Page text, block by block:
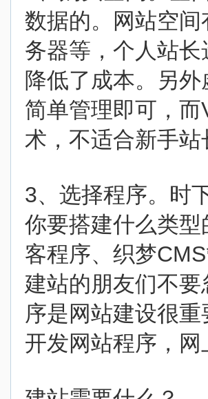
数据的。网站空
务器等，个人站
降低了成本。另
简单管理即可，
术，不适合新手站
3、选择程序。时
你要搭建什么类
客程序、织梦
建站的朋友们不
序是网站建设很
开发网站程序，